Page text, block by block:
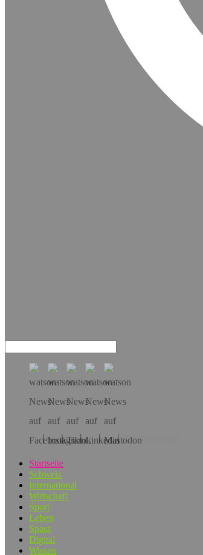
Hol dir die App!
Startseite
Schweiz
International
Wirtschaft
Sport
Leben
Spass
Digital
Wissen